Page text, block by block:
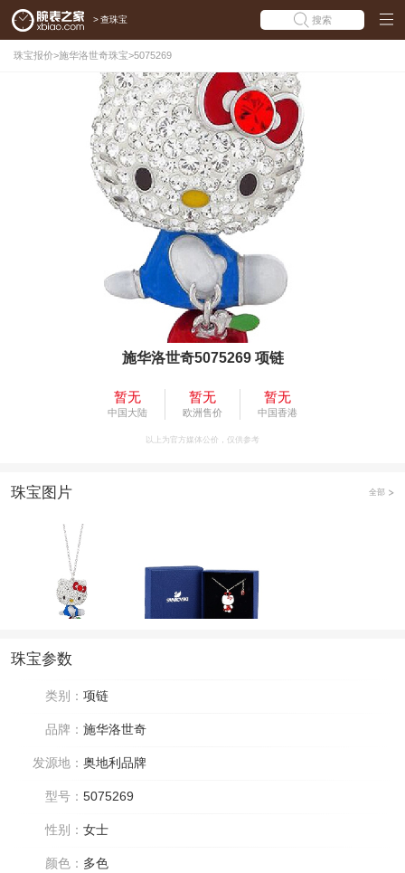
> 查珠宝 搜索
珠宝报价>施华洛世奇珠宝>5075269
施华洛世奇5075269 项链
暂无
中国大陆
暂无
欧洲售价
暂无
中国香港
以上为官方媒体公价，仅供参考
珠宝图片 全部
珠宝参数
类别： 项链
品牌： 施华洛世奇
发源地： 奥地利品牌
型号： 5075269
性别： 女士
颜色： 多色